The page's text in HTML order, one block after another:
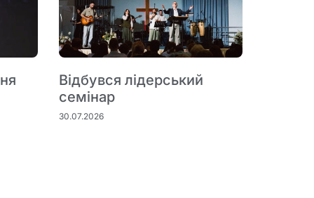
Відбувся лідерський
семінар
30.07.2026